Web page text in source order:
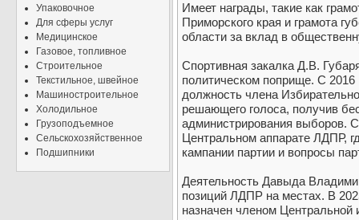
Упаковочное
Для сферы услуг
Медицинское
Газовое, топливное
Строительное
Текстильное, швейное
Машиностроительное
Холодильное
Грузоподъемное
Сельскохозяйственное
Подшипники
Имеет награды, такие как
Приморского края и грамота
области за вклад в
Спортивная закалка Д.В.
политическом поприще. С
должность члена
решающего голоса, получив
администрирования выборов.
Центральном аппарате ЛДПР,
кампании партии и вопросы
Деятельность Давыда
позиций ЛДПР на местах. В
назначен членом Центральной